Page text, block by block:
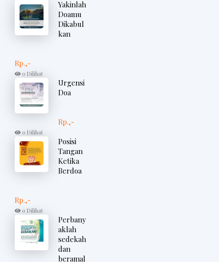
Yakinlah
Doamu
Dikabul
kan
Rp.,-
0 Dilihat
Urgensi
Doa
Rp.,-
0 Dilihat
Posisi
Tangan
Ketika
Berdoa
Rp.,-
0 Dilihat
Perbany
aklah
sedekah
dan
beramal